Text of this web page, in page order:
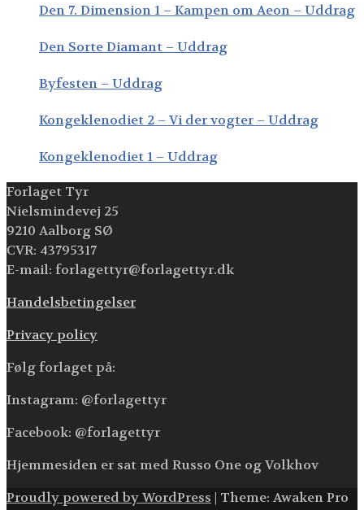
Den 7. Dimension 1 – Kampen om Aeon – Uddrag
Den Sorte Diamant – Uddrag
Byfesten – Uddrag
Kongeklenodiet 2 – Vi der vogter – Uddrag
Kongeklenodiet 1 – Uddrag
Forlaget Tyr
Nielsmindevej 25
9210 Aalborg SØ
CVR: 43795317
E-mail: forlagettyr@forlagettyr.dk
Handelsbetingelser
Privacy policy
Følg forlaget på:
Instagram: @forlagettyr
Facebook: @forlagettyr
Hjemmesiden er sat med Russo One og Volkhov
Proudly powered by WordPress | Theme: Awaken Pro